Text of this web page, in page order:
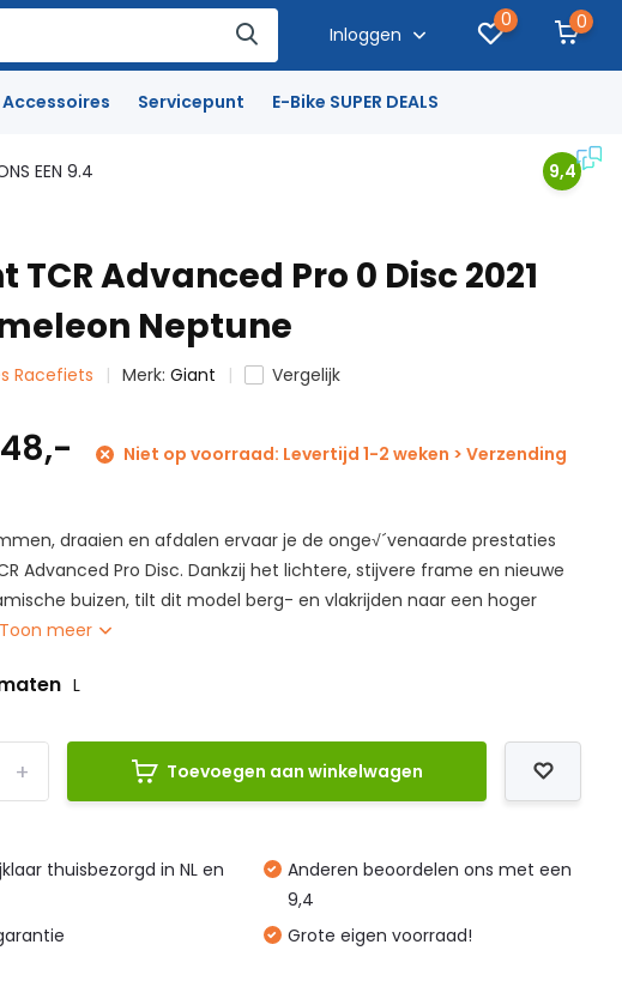
Inloggen
0 0
Accessoires Servicepunt E-Bike SUPER DEALS
EEN 9.4 9,4
TCR Advanced Pro 0 Disc 2021
Neptune
Racefiets Merk:Giant
Vergelijk
Niet op voorraad: Levertijd 1-2 weken > Verzending
draaien en afdalen ervaar je de onge√´venaarde prestaties
Advanced Pro Disc. Dankzij het lichtere, stijvere frame en nieuwe
buizen, tilt dit model berg- en vlakrijden naar een hoger
Toon meer
L
+ Toevoegen aan winkelwagen
thuisbezorgd in NL en
Anderen beoordelen ons met een
9,4
Grote eigen voorraad!